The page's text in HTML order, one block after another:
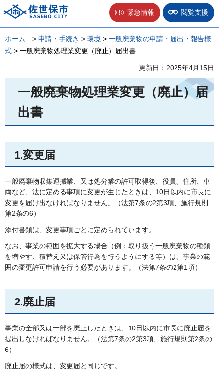
佐世保市 緊急情報 閲覧支援
ホーム > 申請・手続き > 環境 > 一般廃棄物の申請・届出・報告様
式 > 一般廃棄物処理業変更（廃止）届出書
更新日：2025年4月15日
一般廃棄物処理業変更（廃止）届
出書
1.変更届
一般廃棄物収集運搬業、又は処分業の許可取得後、役員、住所、車
両など、法に定める事項に変更が生じたときは、10日以内に市長に
変更を届け出なければなりません。（法第7条の2第3項、施行規則
第2条の6）
添付書類は、変更事項ごとに定められています。
なお、事業の範囲を拡大する場合（例：取り扱う一般廃棄物の種類
を増やす、積替え又は保管行為を行うようにする等）は、事業の範
囲の変更許可申請を行う必要があります。（法第7条の2第1項）
2.廃止届
事業の全部又は一部を廃止したときは、10日以内に市長に廃止届を
提出しなければなりません。（法第7条の2第3項、施行規則第2条の
6）
廃止届の様式は、変更届と同じです。